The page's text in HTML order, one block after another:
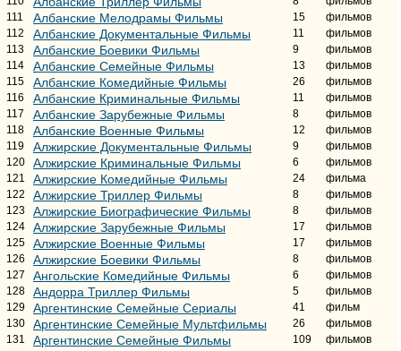
111
Албанские Мелодрамы Фильмы 15
фильмов
112
Албанские Документальные Фильмы 11
фильмов
113
Албанские Боевики Фильмы 9
фильмов
114
Албанские Семейные Фильмы 13
фильмов
115
Албанские Комедийные Фильмы 26
фильмов
116
Албанские Криминальные Фильмы 11
фильмов
117
Албанские Зарубежные Фильмы 8
фильмов
118
Албанские Военные Фильмы 12
фильмов
119
Алжирские Документальные Фильмы 9
фильмов
120
Алжирские Криминальные Фильмы 6
фильмов
121
Алжирские Комедийные Фильмы 24
фильма
122
Алжирские Триллер Фильмы 8
фильмов
123
Алжирские Биографические Фильмы 8
фильмов
124
Алжирские Зарубежные Фильмы 17
фильмов
125
Алжирские Военные Фильмы 17
фильмов
126
Алжирские Боевики Фильмы 8
фильмов
127
Ангольские Комедийные Фильмы 6
фильмов
128
Андорра Триллер Фильмы 5
фильмов
129
Аргентинские Семейные Сериалы 41
фильм
130
Аргентинские Семейные Мультфильмы 26
фильмов
131
Аргентинские Семейные Фильмы 109
фильмов